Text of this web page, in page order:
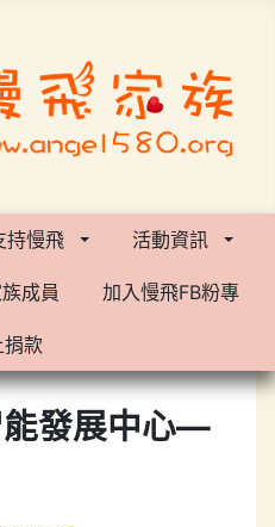
持慢飛 活動資訊
成員 加入慢飛FB粉專
捐款
能發展中心—